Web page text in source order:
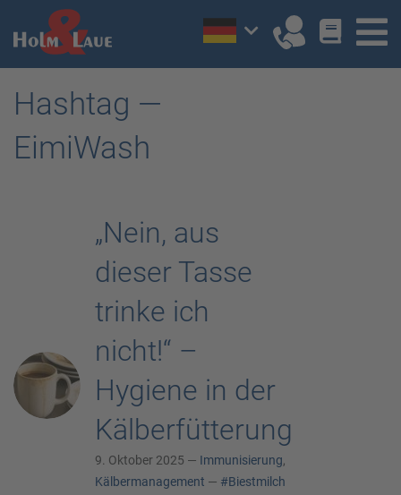
Hashtag —
EimiWash
„Nein, aus
dieser Tasse
trinke ich
nicht!“ –
Hygiene in der
Kälberfütterung
9. Oktober 2025 — Immunisierung,
Kälbermanagement — #Biestmilch